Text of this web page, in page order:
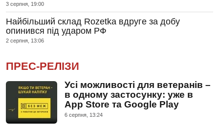
3 серпня, 19:00
Найбільший склад Rozetka вдруге за добу
опинився під ударом РФ
2 серпня, 13:06
ПРЕС-РЕЛІЗИ
Усі можливості для ветеранів –
в одному застосунку: уже в
App Store та Google Play
6 серпня, 13:24